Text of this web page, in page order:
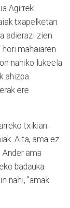
Agirrek
txapelketan
adierazi zien
mahaiaren
nahiko lukeela
ahizpa
ere
txikian.
Aita, ama ez
ama
badauka
nahi, "amak